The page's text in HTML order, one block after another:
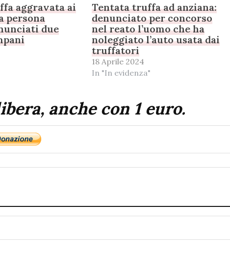
aggravata ai
persona
due
Tentata truffa ad anziana:
denunciato per concorso
nel reato l’uomo che ha
noleggiato l’auto usata dai
truffatori
18 Aprile 2024
In "In evidenza"
anche con 1 euro.